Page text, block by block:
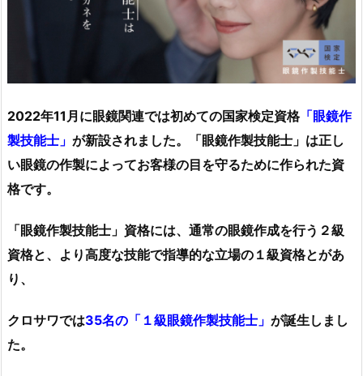
2022年11月に眼鏡関連では初めての国家検定資格「眼鏡作
製技能士」 が新設されました。「眼鏡作製技能士」は正し
い眼鏡の作製によってお客様の目を守るために作られた資
格です。
「眼鏡作製技能士」資格には、通常の眼鏡作成を行う２級
資格と、より高度な技能で指導的な立場の１級資格とがあ
り、
クロサワでは35名の「１級眼鏡作製技能士」 が誕生しまし
た。